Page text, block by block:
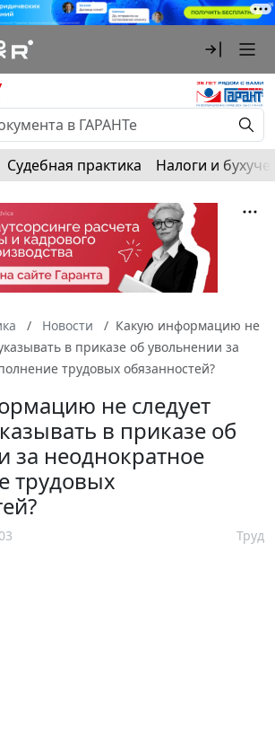
Судебная практика Налоги и
Новости
Какую информацию не
в приказе об увольнении за
трудовых обязанностей?
не следует
в приказе об
за неоднократное
трудовых
Труд